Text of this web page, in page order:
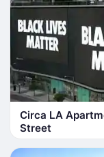
Circa LA
Street